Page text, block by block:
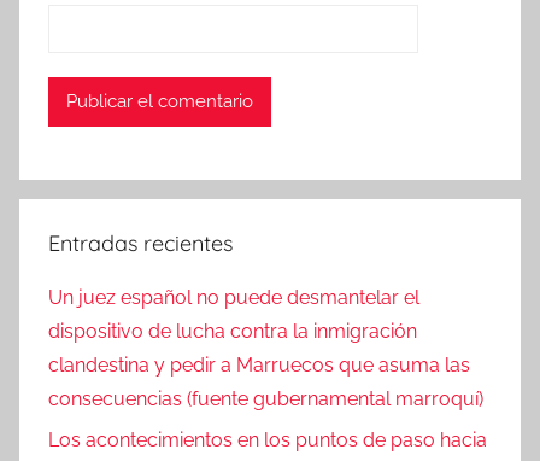
Entradas recientes
Un juez español no puede desmantelar el
dispositivo de lucha contra la inmigración
clandestina y pedir a Marruecos que asuma las
consecuencias (fuente gubernamental marroquí)
Los acontecimientos en los puntos de paso hacia